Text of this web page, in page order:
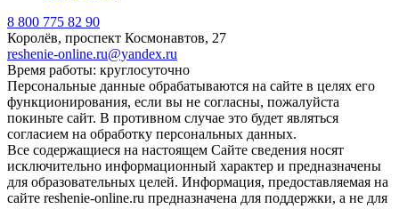
8 800 775 82 90
Королёв, проспект Космонавтов, 27
reshenie-online.ru@yandex.ru
Время работы: круглосуточно
Персональные данные обрабатываются на сайте в целях его
функционирования, если вы не согласны, пожалуйста
покиньте сайт. В противном случае это будет являться
согласием на обработку персональных данных.
Все содержащиеся на настоящем Сайте сведения носят
исключительно информационный характер и предназначены
для образовательных целей. Информация, предоставляемая на
сайте reshenie-online.ru предназначена для поддержки, а не для